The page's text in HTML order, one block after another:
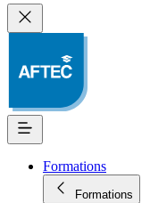
Formations
Formations